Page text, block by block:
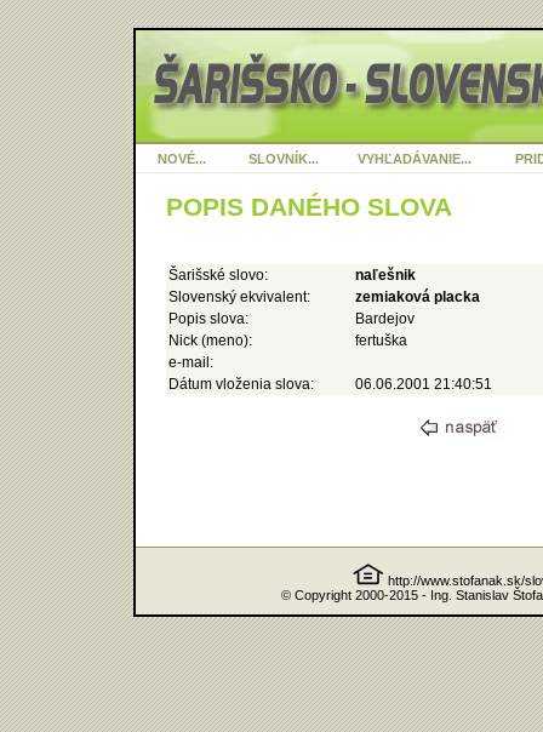
NOVÉ... SLOVNÍK... VYHĽADÁVANIE...
POPIS DANÉHO SLOVA
Šarišské slovo:
naľešnik
Slovenský ekvivalent:
zemiaková placka
Popis slova:
Bardejov
Nick (meno):
fertuška
e-mail:
Dátum vloženia slova:
06.06.2001 21:40:51
http://www.stofanak.sk/
© Copyright 2000-2015 - Ing. Stanislav